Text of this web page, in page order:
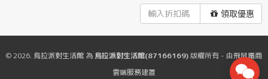
領取優惠
© 2026. 烏拉派對生活館 為 烏拉派對生活館(87166169)版權所有 - 由飛鼠電商
雲端服務建置